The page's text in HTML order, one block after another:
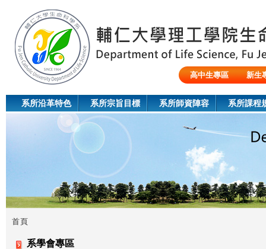
高中生專區
新生
系所沿革特色 系所宗旨目標 系所師資陣容 系所課程
您
首頁
系學會專區